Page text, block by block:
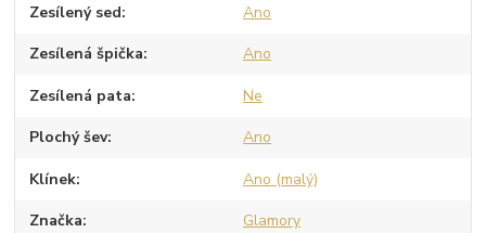
Zesílený sed Ano
Zesílená špička Ano
Zesílená pata Ne
Plochý šev Ano
Klínek Ano (malý)
Značka Glamory